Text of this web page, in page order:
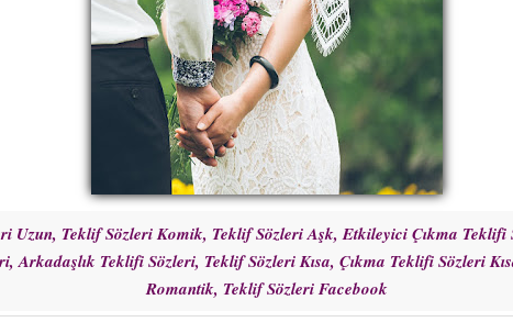
Uzun, Teklif Sözleri Komik, Teklif Sözleri Aşk, Etkileyici Çıkma Teklifi
Arkadaşlık Teklifi Sözleri, Teklif Sözleri Kısa, Çıkma Teklifi Sözleri
Romantik, Teklif Sözleri Facebook